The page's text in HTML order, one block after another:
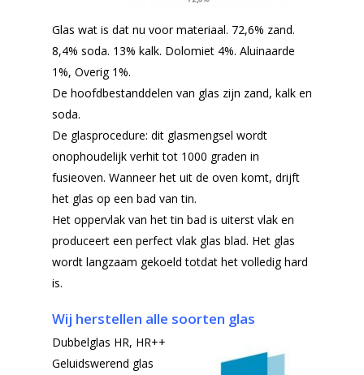
Glas wat is dat nu voor materiaal. 72,6% zand.
8,4% soda. 13% kalk. Dolomiet 4%. Aluinaarde
1%, Overig 1%.
De hoofdbestanddelen van glas zijn zand, kalk en
soda.
De glasprocedure: dit glasmengsel wordt
onophoudelijk verhit tot 1000 graden in
fusieoven. Wanneer het uit de oven komt, drijft
het glas op een bad van tin.
Het oppervlak van het tin bad is uiterst vlak en
produceert een perfect vlak glas blad. Het glas
wordt langzaam gekoeld totdat het volledig hard
is.
Wij herstellen alle soorten glas
Dubbelglas HR, HR++
Geluidswerend glas